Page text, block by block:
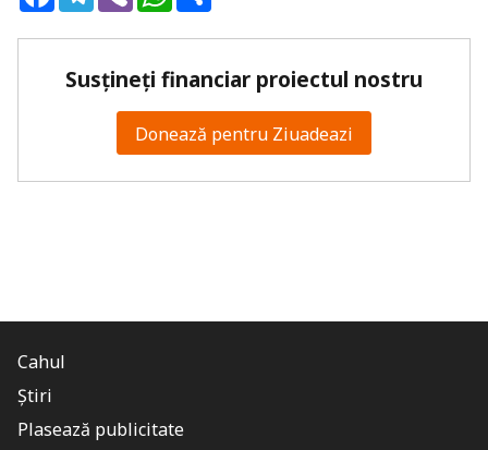
Susțineți financiar proiectul nostru
Donează pentru Ziuadeazi
Cahul
Știri
Plasează publicitate